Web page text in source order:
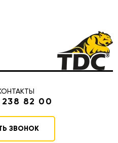
82 00
ЗВОНОК